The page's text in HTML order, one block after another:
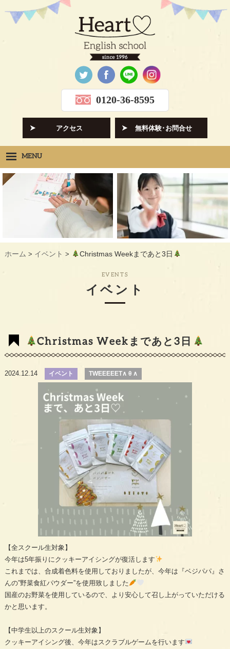
0120-36-8595
アクセス 無料体験･お問合せ
MENU
Heartの想い HOPE
クラス紹介 CLASS
INSTRUCTORS
ギャラリー GALLERY
ホーム > イベント > Christmas Weekまであと3日
EVENTS
イベント
Christmas Weekまであと3日
2024.12.14 イベント TWEEEEET∧ θ ∧
【全スクール生対象】
今年は5年振りにクッキーアイシングが復活します
これまでは、合成着色料を使用しておりましたが、今年は『ベジパパ』さ
んの”野菜食紅パウダー”を使用致しました
国産のお野菜を使用しているので、より安心して召し上がっていただける
かと思います。
【中学生以上のスクール生対象】
クッキーアイシング後、今年はスクラブルゲームを行います